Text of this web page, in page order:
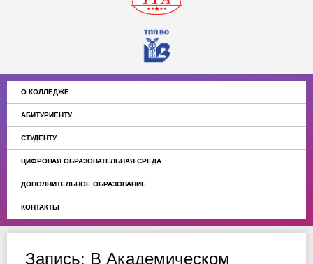
О КОЛЛЕДЖЕ
АБИТУРИЕНТУ
СТУДЕНТУ
ЦИФРОВАЯ ОБРАЗОВАТЕЛЬНАЯ СРЕДА
ДОПОЛНИТЕЛЬНОЕ ОБРАЗОВАНИЕ
КОНТАКТЫ
Запись: В Академическом